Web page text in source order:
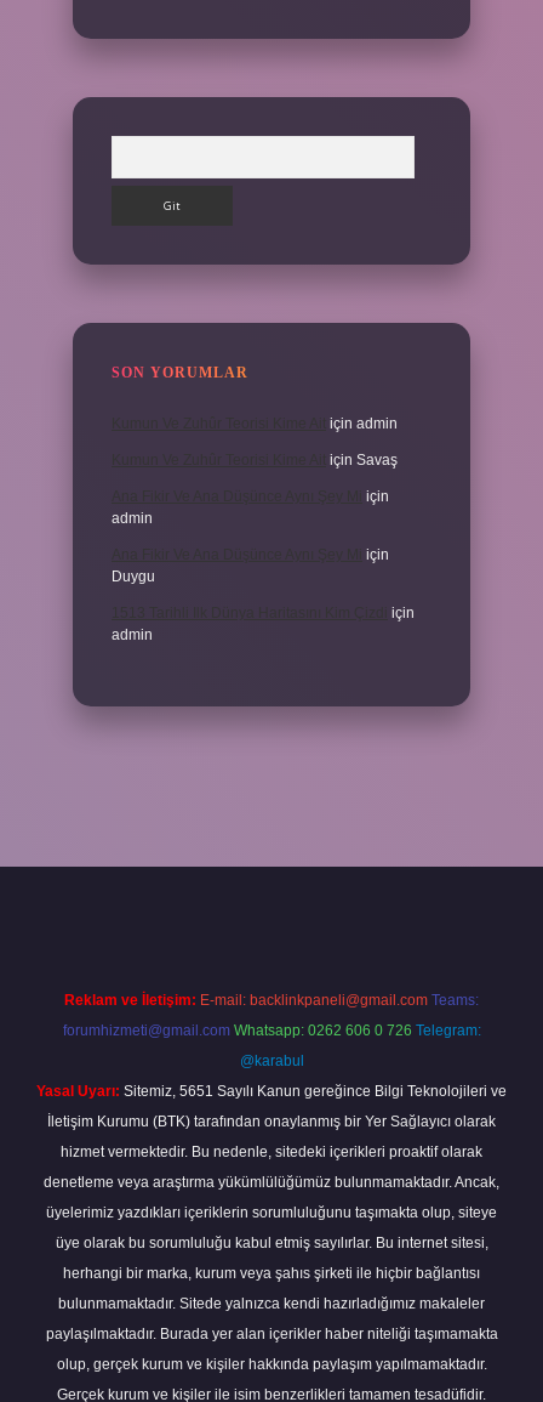
SON YORUMLAR
için admin
için Savaş
için
admin
için
Duygu
için
admin
Reklam ve İletişim: E-mail: backlinkpaneli@gmail.com Teams:
forumhizmeti@gmail.com Whatsapp: 0262 606 0 726 Telegram:
@karabul
Yasal Uyarı: Sitemiz, 5651 Sayılı Kanun gereğince Bilgi Teknolojileri ve
İletişim Kurumu (BTK) tarafından onaylanmış bir Yer Sağlayıcı olarak
hizmet vermektedir. Bu nedenle, sitedeki içerikleri proaktif olarak
denetleme veya araştırma yükümlülüğümüz bulunmamaktadır. Ancak,
üyelerimiz yazdıkları içeriklerin sorumluluğunu taşımakta olup, siteye
üye olarak bu sorumluluğu kabul etmiş sayılırlar. Bu internet sitesi,
herhangi bir marka, kurum veya şahıs şirketi ile hiçbir bağlantısı
bulunmamaktadır. Sitede yalnızca kendi hazırladığımız makaleler
paylaşılmaktadır. Burada yer alan içerikler haber niteliği taşımamakta
olup, gerçek kurum ve kişiler hakkında paylaşım yapılmamaktadır.
Gerçek kurum ve kişiler ile isim benzerlikleri tamamen tesadüfidir.